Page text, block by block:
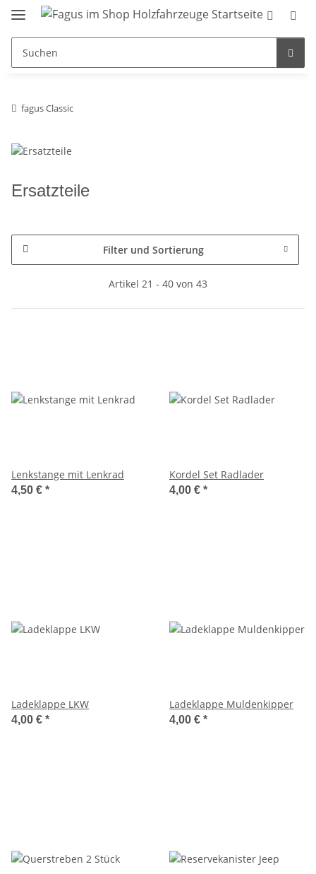
fagus Classic
Ersatzteile
Filter und Sortierung
Artikel 21 - 40 von 43
Lenkstange mit Lenkrad
4,50 € *
Kordel Set Radlader
4,00 € *
Ladeklappe LKW
4,00 € *
Ladeklappe Muldenkipper
4,00 € *